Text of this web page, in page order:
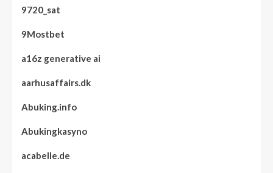
9720_sat
9Mostbet
a16z generative ai
aarhusaffairs.dk
Abuking.info
Abukingkasyno
acabelle.de